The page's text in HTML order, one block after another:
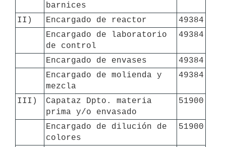
barnices
II) Encargado de reactor
49384
Encargado de laboratorio
de control
49384
Encargado de envases
49384
Encargado de molienda y
mezcla
49384
III)
Capataz Dpto. materia
prima y/o envasado
51900
Encargado de dilución de
colores
51900